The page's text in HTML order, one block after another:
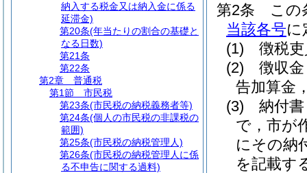
第2条
この
当該各号に
(1)
徴税
(2)
徴収
告加算金
(3)
納付
で，市が
にその納
を記載す
納入する税金又は納入金に係る
延滞金)
第20条(年当たりの割合の基礎と
なる日数)
第21条
第22条
第2章
普通税
第1節
市民税
第23条(市民税の納税義務者等)
第24条(個人の市民税の非課税の
範囲)
第25条(市民税の納税管理人)
第26条(市民税の納税管理人に係
る不申告に関する過料)